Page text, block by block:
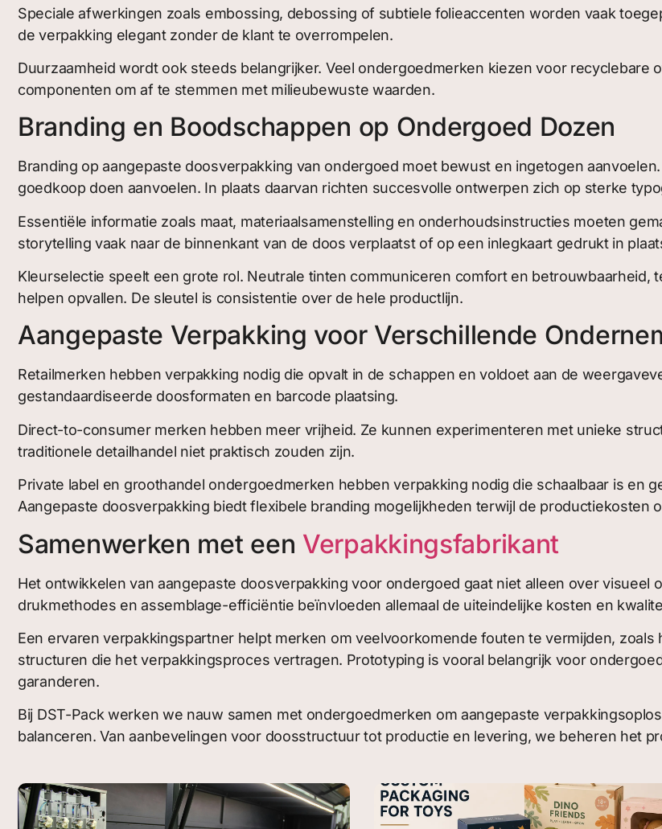
Speciale afwerkingen zoals embossing, debossing of subtiele folieaccenten worden vaak
de verpakking elegant zonder de klant te overrompelen.
Duurzaamheid wordt ook steeds belangrijker. Veel ondergoedmerken kiezen voor recyclebare
componenten om af te stemmen met milieubewuste waarden.
Branding en Boodschappen op Ondergoed Dozen
Branding op aangepaste doosverpakking van ondergoed moet bewust en ingetogen
goedkoop doen aanvoelen. In plaats daarvan richten succesvolle ontwerpen zich op sterke
Essentiële informatie zoals maat, materiaalsamenstelling en onderhoudsinstructies moeten
storytelling vaak naar de binnenkant van de doos verplaatst of op een inlegkaart gedrukt in
Kleurselectie speelt een grote rol. Neutrale tinten communiceren comfort en
helpen opvallen. De sleutel is consistentie over de hele productlijn.
Aangepaste Verpakking voor Verschillende
Retailmerken hebben verpakking nodig die opvalt in de schappen en voldoet aan de
gestandaardiseerde doosformaten en barcode plaatsing.
Direct-to-consumer merken hebben meer vrijheid. Ze kunnen experimenteren met unieke
traditionele detailhandel niet praktisch zouden zijn.
Private label en groothandel ondergoedmerken hebben verpakking nodig die schaalbaar is en
Aangepaste doosverpakking biedt flexibele branding mogelijkheden terwijl de productiekosten
Samenwerken met een Verpakkingsfabrikant
Het ontwikkelen van aangepaste doosverpakking voor ondergoed gaat niet alleen over visueel
drukmethodes en assemblage-efficiëntie beïnvloeden allemaal de uiteindelijke kosten en
Een ervaren verpakkingspartner helpt merken om veelvoorkomende fouten te vermijden,
structuren die het verpakkingsproces vertragen. Prototyping is vooral belangrijk voor
garanderen.
Bij DST-Pack werken we nauw samen met ondergoedmerken om aangepaste
balanceren. Van aanbevelingen voor doosstructuur tot productie en levering, we beheren het